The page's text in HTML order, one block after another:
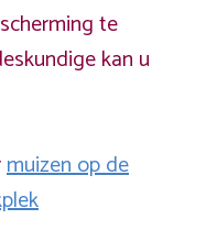
te
kan u
muizen op de